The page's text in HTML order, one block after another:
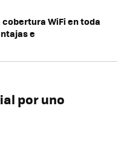
WiFi en toda
e
por uno